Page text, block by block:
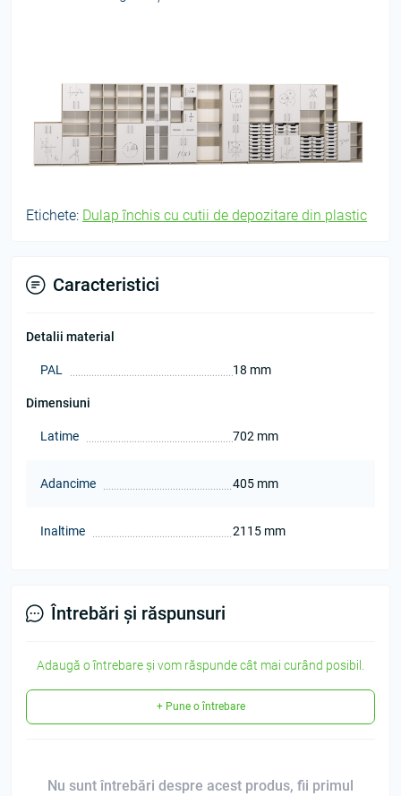
Etichete: Dulap închis cu cutii de depozitare din plastic
Caracteristici
Detalii material
PAL 18 mm
Dimensiuni
Latime 702 mm
Adancime 405 mm
Inaltime 2115 mm
Întrebări și răspunsuri
Adaugă o întrebare și vom răspunde cât mai curând posibil.
+ Pune o întrebare
Nu sunt întrebări despre acest produs, fii primul